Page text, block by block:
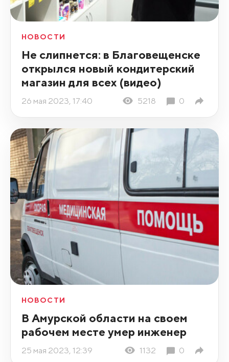
НОВОСТИ
Не слипнется: в Благовещенске
открылся новый кондитерский
магазин для всех (видео)
26 мая 2023, 17:40 5218 0
НОВОСТИ
В Амурской области на своем
рабочем месте умер инженер
25 мая 2023, 12:39 1132 0